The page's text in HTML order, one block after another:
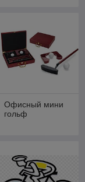
Офисный мини
гольф